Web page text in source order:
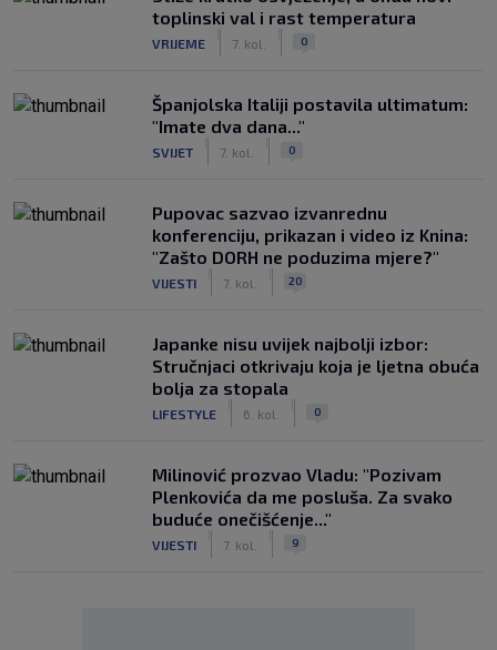
toplinski val i rast temperatura
VRIJEME 7. kol. 0
Španjolska Italiji postavila ultimatum:
"Imate dva dana..."
SVIJET 7. kol. 0
Pupovac sazvao izvanrednu
konferenciju, prikazan i video iz Knina:
"Zašto DORH ne poduzima mjere?"
VIJESTI 7. kol. 20
Japanke nisu uvijek najbolji izbor:
Stručnjaci otkrivaju koja je ljetna obuća
bolja za stopala
LIFESTYLE 6. kol. 0
Milinović prozvao Vladu: "Pozivam
Plenkovića da me posluša. Za svako
buduće onečišćenje..."
VIJESTI 7. kol. 9